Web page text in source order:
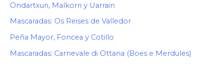
Ondartxuri, Malkorri y Uarrain
Mascaradas: Os Reises de Valledor
Peña Mayor, Foncea y Cotillo
Mascaradas: Carnevale di Ottana (Boes e Merdules)